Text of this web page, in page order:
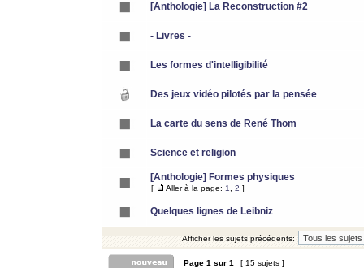
[Anthologie] La Reconstruction #2
- Livres -
Les formes d'intelligibilité
Des jeux vidéo pilotés par la pensée
La carte du sens de René Thom
Science et religion
[Anthologie] Formes physiques
[ Aller à la page: 1 2 ]
Quelques lignes de Leibniz
Afficher les sujets précédents:
Page 1 sur 1 [ 15 sujets ]